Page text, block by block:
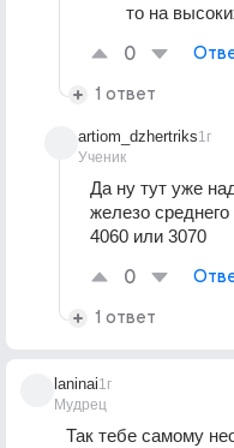
то на
0
1 ответ
artiom_dzhertriks
Ученик
1г
Да ну тут уже
железо
4060 или 3070
0
1 ответ
laninai
Мудрец
1г
Так тебе самому